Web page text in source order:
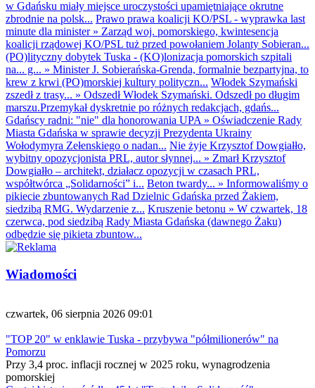
w Gdańsku miały miejsce uroczystości upamiętniające okrutne
zbrodnie na polsk... Prawo prawa koalicji KO/PSL - wyprawka last
minute dla minister» Zarząd woj. pomorskiego, kwintesencja
koalicji rządowej KO/PSL tuż przed powołaniem Jolanty Sobieran...
(PO)lityczny dobytek Tuska - (KO)lonizacja pomorskich szpitali
na... g... » Minister J. Sobierańska-Grenda, formalnie bezpartyjna, to
krew z krwi (PO)morskiej kultury polityczn... Włodek Szymański
zszedł z trasy... » Odszedł Włodek Szymański. Odszedł po długim
marszu.Przemykał dyskretnie po różnych redakcjach, gdańs...
Gdańscy radni: "nie" dla honorowania UPA » Oświadczenie Rady
Miasta Gdańska w sprawie decyzji Prezydenta Ukrainy
Wołodymyra Zełenskiego o nadan... Nie żyje Krzysztof Dowgiałło,
wybitny opozycjonista PRL, autor słynnej... » Zmarł Krzysztof
Dowgiałło – architekt, działacz opozycji w czasach PRL,
współtwórca „Solidarności” i... Beton twardy... » Informowaliśmy o
pikiecie zbuntowanych Rad Dzielnic Gdańska przed Żakiem,
siedzibą RMG. Wydarzenie z... Kruszenie betonu » W czwartek, 18
czerwca, pod siedzibą Rady Miasta Gdańska (dawnego Żaku)
odbędzie się pikieta zbuntow...
Wiadomości
czwartek, 06 sierpnia 2026 09:01
"TOP 20" w enklawie Tuska - przybywa "półmilionerów" na
Pomorzu
Przy 3,4 proc. inflacji rocznej w 2025 roku, wynagrodzenia
pomorskiej